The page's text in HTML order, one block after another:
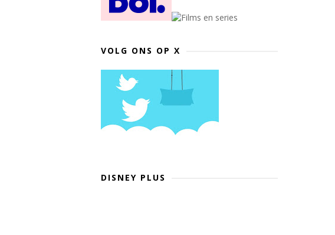
VOLG ONS OP X
DISNEY PLUS